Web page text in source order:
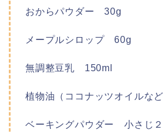
おからパウダー 30g
メープルシロップ 60g
無調整豆乳 150ml
植物油（ココナッツオイルな
ベーキングパウダー 小さじ２